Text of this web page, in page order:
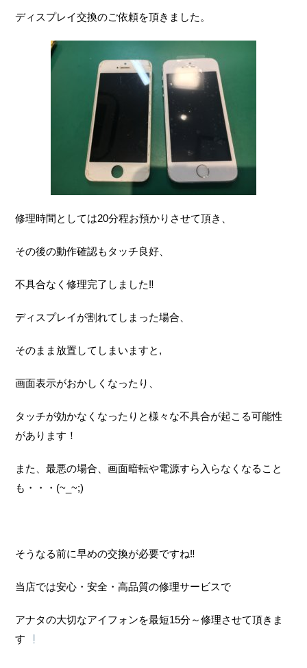
ディスプレイ交換のご依頼を頂きました。
修理時間としては20分程お預かりさせて頂き、
その後の動作確認もタッチ良好、
不具合なく修理完了しました‼
ディスプレイが割れてしまった場合、
そのまま放置してしまいますと,
画面表示がおかしくなったり、
タッチが効かなくなったりと様々な不具合が起こる可能性
があります！
また、最悪の場合、画面暗転や電源すら入らなくなること
も・・・(~_~;)
そうなる前に早めの交換が必要ですね‼
当店では安心・安全・高品質の修理サービスで
アナタの大切なアイフォンを最短15分～修理させて頂きま
す